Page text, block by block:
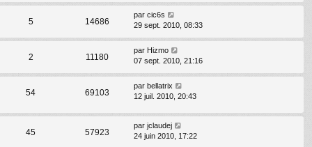
5 14686
par cic6s
29 sept. 2010, 08:33
2 11180
par Hizmo
07 sept. 2010, 21:16
54 69103
par bellatrix
12 juil. 2010, 20:43
45 57923
par jclaudej
24 juin 2010, 17:22